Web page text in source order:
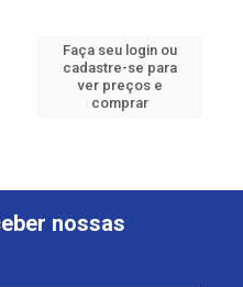
Faça seu login ou
cadastre-se para
ver preços e
comprar
nossas